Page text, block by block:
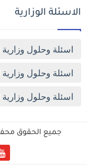
الاسئلة الوزارية
اسئلة وحلول
اسئلة وحلول
اسئلة وحلول
جميع الحقوق